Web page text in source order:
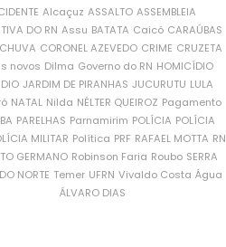
Alcaçuz ASSALTO ASSEMBLEIA
DO RN Assu BATATA Caicó CARAÚBAS
CORONEL AZEVEDO CRIME CRUZETA
novos Dilma Governo do RN HOMICÍDIO
JARDIM DE PIRANHAS JUCURUTU LULA
NATAL Nilda NÉLTER QUEIROZ Pagamento
PARELHAS Parnamirim POLÍCIA POLÍCIA
MILITAR Política PRF RAFAEL MOTTA RN
GERMANO Robinson Faria Roubo SERRA
NORTE Temer UFRN Vivaldo Costa Água
ÁLVARO DIAS